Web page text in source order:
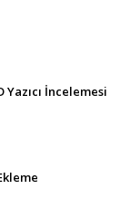
Yazıcı İncelemesi